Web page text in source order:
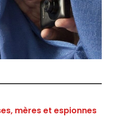
mères et espionnes